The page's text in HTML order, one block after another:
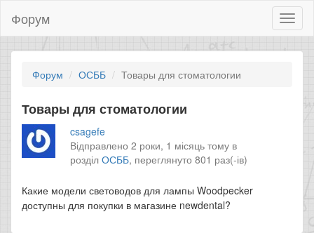
Форум
Форум ОСББ Товары для стоматологии
Товары для стоматологии
csagefe
Відправлено 2 роки, 1 місяць тому в
розділОСББ, переглянуто 801 раз(-ів)
Какие модели световодов для лампы Woodpecker
доступны для покупки в магазине newdental?